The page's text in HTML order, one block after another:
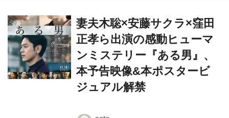
正孝ら出演の感動ヒューマ
ンミステリー『ある男』、
本予告映像&本ポスタービ
ジュアル解禁
sato